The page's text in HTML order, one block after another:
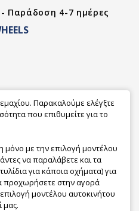
Παράδοση 4-7 ημέρες
Παρακαλούμε ελέγξτε
που επιθυμείτε για το
μόνο με την επιλογή μοντέλου
να παραλάβετε και τα
για κάποια οχήματα) για
προχωρήσετε στην αγορά
μοντέλου αυτοκινήτου
μας.